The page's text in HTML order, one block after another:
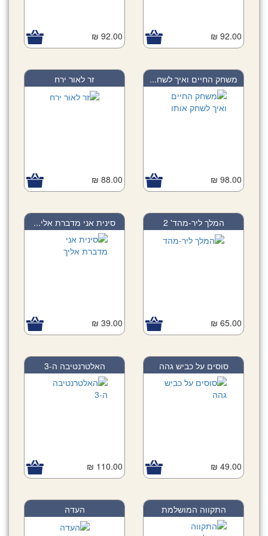
92.00 ₪
92.00 ₪
משחק החיים ואיך לשח...
98.00 ₪
זר לאור ירח
88.00 ₪
המלך ליר-מהד' 2
65.00 ₪
סינית אני מדברת אלי...
39.00 ₪
סוסים על כביש גהה
49.00 ₪
האלטרנטיבה ה-3
110.00 ₪
התקווה המושלמת העדה